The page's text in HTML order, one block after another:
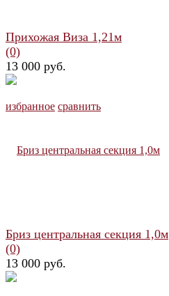
избранное сравнить
Прихожая Виза 1,21м
(0)
13 000 руб.
Бриз центральная секция 1,0м
(0)
13 000 руб.